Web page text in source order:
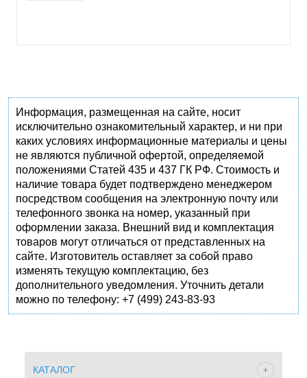
Информация, размещенная на сайте, носит
исключительно ознакомительный характер, и ни при
каких условиях информационные материалы и цены
не являются публичной офертой, определяемой
положениями Статей 435 и 437 ГК РФ. Стоимость и
наличие товара будет подтверждено менеджером
посредством сообщения на электронную почту или
телефонного звонка на номер, указанный при
оформлении заказа. Внешний вид и комплектация
товаров могут отличаться от представленных на
сайте. Изготовитель оставляет за собой право
изменять текущую комплектацию, без
дополнительного уведомления. Уточнить детали
можно по телефону: +7 (499) 243-83-93
КАТАЛОГ